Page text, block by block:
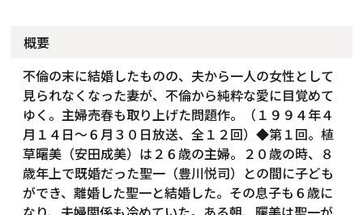
概要
不倫の末に結婚したものの、夫から一人の女性として
見られなくなった妻が、不倫から純粋な愛に目覚めて
ゆく。主婦売春も取り上げた問題作。（１９９４年４
月１４日～６月３０日放送、全１２回）◆第１回。植
草曙美（安田成美）は２６歳の主婦。２０歳の時、８
歳年上で既婚だった聖一（豊川悦司）との間に子ども
ができ、離婚した聖一と結婚した。その息子も６歳に